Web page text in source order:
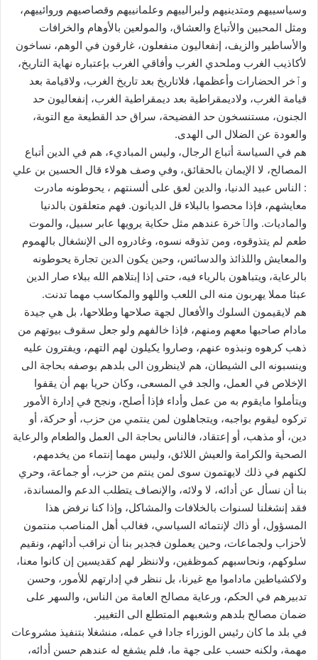
وسياسييهم ومتدينيهم ولبرالييهم وعلمانييهم وقصاصيهم وروائييهم،
ومثل المحبين والأتباع والعشاق، والمولعين بالأوهام والخرافات
والأساطير والزيف، إنفعاليون منفعلون، غارقون في الوهم، نساخون
لأكاذيب الغرب وملحدي الغرب وأفاقي الغرب بإعتباره نهاية التاريخ،
وٱخر الحضارات وأعظمها، فلاتاريخ بعد تاريخ الغرب، ولاقيامة بعد
قيامة الغرب، ولاديمقراطية بعد ديمقراطية الغرب، إنفعاليون حد
الجنون، مستنسخون حد الفضيحة، سراق حد القطيعة مع التوبة،
والعودة عن الضلال الى الهدى.
هم في السياسة أتباع الرجال، وليس المباديء، هم في الدين أتباع
المصالح، لا الإيمان بالحقائق، وفي وصف هولاء قال الحسين بن علي
: الناس عبيد الدنيا، والدين لعق على ألسنتهم ، يحوطونه مادرت
معايشهم، فإذا محصوا بالبلاء قل الديانون. فهم متعلقون بالدنيا
والماديات. والٱخرة عندهم مثل حكاية يرويها عابر سبيل، والموت
طعم لم يتذوقوه، ومن تذوقه نسوه، وغادروه الى الإنشغال بالهموم
والمعايش واللذائذ والدسائس، وحين يكون الدين تجارة يحوطونه
بالرعاية، ويتباهون بالرياء فيه، حتى إذا إبتلاهم الله ببلاء صار الدين
عبئا مملا يهربون منه الى اللعب واللهو والمكاسب مهما تدنت.
هم لايقيمون السلوك والأفعال لجهة صلاحها وطلاحها، بل هي جيدة
مادام صاحبها معهم ومنهم، فإذا خالفهم ولو جعل سقوف بيوتهم من
ذهب كرهوه ونبذوه عنهم، وصاروا يكيلون لهم التهم، ويفترون عليه
وينسبونه الى الشيطان، هم لاينظرون الى بلدهم بوصفه بحاجة الى
الإخلاص في العمل، والجد في المسعى، وكان حريا بهم أن يقفوا
ويتأملوا مايقوم به من عمل وأداء فإذا أصلح، ونجح في إدارة الأمور
تركوه ليقوم بواجبه، ويتجاهلون لمن ينتمي من حزب، أو حركة، أو
دين، أو مذهب، أو إعتقاد، فالناس بحاجة الى العمل والطعام والرعاية
الصحية والكرامة والعيش اللائق، وليس مهما إنتماء من يخدمهم،
لكنهم في ذلك لايهتمون سوى لمن ينتم من حزب، أو جماعة، وحري
بنا أن نسأل عن أدائه، لا ولائه، والإنصاف يتطلب الدعم والمساندة،
فقد إنشغلنا لسنوات بالخلافات والمشاكل، وإذا كنا نرفض هذا
المسؤول، أو ذاك لإنتمائه السياسي، فغالب أهل المناصب منتمون
لأحزاب ولجماعات، وحين يعملون فجدير بنا أن نراقب أدائهم، ونقيم
سلوكهم، ونحاسبهم كموظفين، ولاننظر لهم كقديسين إن كانوا معنا،
ولاكشياطين ماداموا مع غيرنا، بل ننظر في إدارتهم للأمور، وحسن
تدبيرهم في الحكم، ورعاية مصالح العامة من الناس، والسهر على
ضمان مصالح بلدهم وشعبهم المتطلع الى التغيير.
‏في بلد ما كان رئيس الوزراء جادا في عمله، منشغلا بتنفيذ مشروعات
مهمة، ولكنه حسب على جهة ما، فلم يشفع له عندهم حسن أدائه،